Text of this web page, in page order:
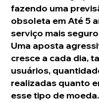
fazendo uma
obsoleta em Até 5
serviço mais
Uma aposta
cresce a cada dia,
usuários,
realizadas quanto
esse tipo de moeda.